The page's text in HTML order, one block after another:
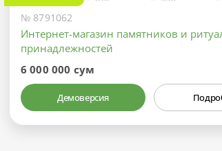
№ 8791062
Интернет-магазин памятников и
принадлежностей
6 000 000 сум
Демоверсия